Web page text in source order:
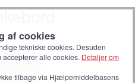
af cookies
tekniske cookies. Desuden
alle cookies. Detaljer om
tilbage via Hjælpemiddelbasens